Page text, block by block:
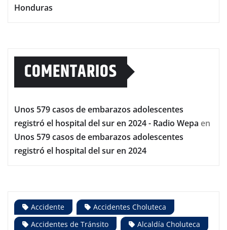
Honduras
COMENTARIOS
Unos 579 casos de embarazos adolescentes
registró el hospital del sur en 2024 - Radio Wepa en
Unos 579 casos de embarazos adolescentes
registró el hospital del sur en 2024
Accidente
Accidentes Choluteca
Accidentes de Tránsito
Alcaldía Choluteca